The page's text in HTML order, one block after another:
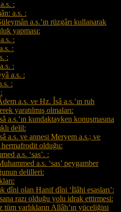
:
a.s. :
a.s.’ın rüzgârı kullanarak
yapması:
:
:
:
:
a.s. :
:
a.s. ve Hz. Îsâ a.s.’ın ruh
yaratılmış olmaları:
a.s.’ın kundaktayken konuşmasına
delil:
a.s. ve annesi Meryem a.s.; ve
olduğu:
a.s. ‘sas’. :
a.s. ‘sas’ peygamber
delilleri:
dîni olan Hanif dîni ‘İlâhi esasları’:
razı olduğu yolu idrak ettirmesi:
tüm varlıkların Allâh’ın yüceliğini